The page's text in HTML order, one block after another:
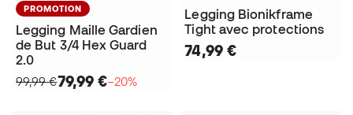
PROMOTION
Legging Maille Gardien
de But 3/4 Hex Guard
2.0
99,99 €79,99 €−20%
Legging Bionikframe
Tight avec protections
74,99 €